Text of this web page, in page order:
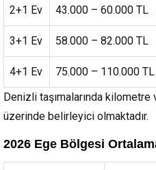
2+1 Ev 43.000 – 60.000 TL
3+1 Ev 58.000 – 82.000 TL
4+1 Ev
75.000 – 110.000 TL
Denizli taşımalarında
üzerinde belirleyici olmaktadır.
2026 Ege Bölgesi